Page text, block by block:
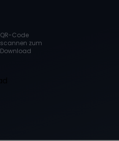
QR-Code
scannen zum
Download